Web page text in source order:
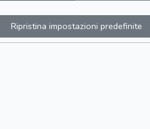
Ripristina impostazioni predefinite